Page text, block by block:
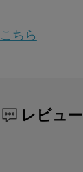
ちら
レビュー